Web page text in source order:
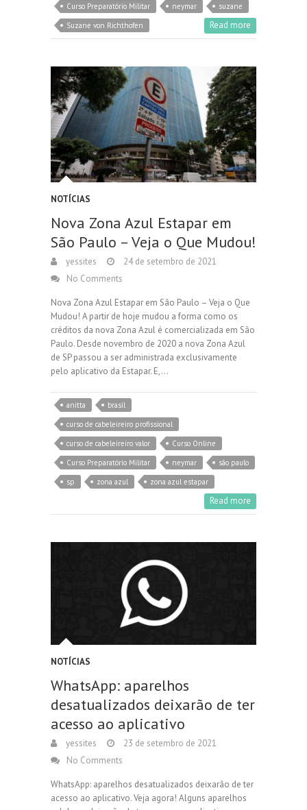
Curso Preparatório Militar
neymar
suzane
Suzane von Richthofen
Read more
NOTÍCIAS
Nova Zona Azul Estapar em
São Paulo – Veja o Que Mudou!
yessites
24 de setembro de 2021
No Comments
Nova Zona Azul Estapar em São Paulo – Veja o Que
Mudou! A partir de hoje mudou a forma como os
créditos da nova Zona Azul é comercializada em São
Paulo. Desde novembro de 2020 a nova Zona Azul
de SP passou a ser administrada exclusivamente
pelo aplicativo da Estapar. E,…
anitta
brasil
curso de cabeleireiro profissional
curso de cabeleireiro valor
Curso Online
Curso Preparatório Militar
neymar
são paulo
sp
zona azul zona azul estapar
Read more
NOTÍCIAS
WhatsApp: aparelhos
desatualizados deixarão de ter
acesso ao aplicativo
yessites
23 de setembro de 2021
No Comments
WhatsApp: aparelhos desatualizados deixarão de ter
acesso ao aplicativo. Veja agora! Alguns aparelhos